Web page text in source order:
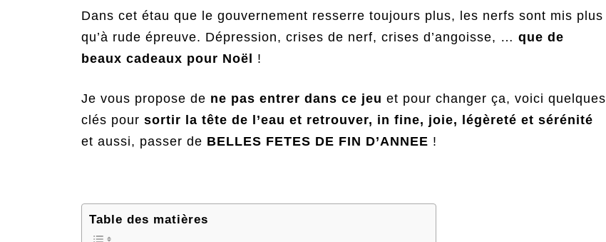
Dans cet étau que le gouvernement resserre toujours plus, les nerfs sont mis plus
qu’à rude épreuve. Dépression, crises de nerf, crises d’angoisse, … que de
beaux cadeaux pour Noël !
Je vous propose de ne pas entrer dans ce jeu et pour changer ça, voici quelques
clés pour sortir la tête de l’eau et retrouver, in fine, joie, légèreté et sérénité
et aussi, passer de BELLES FETES DE FIN D’ANNEE !
Table des matières